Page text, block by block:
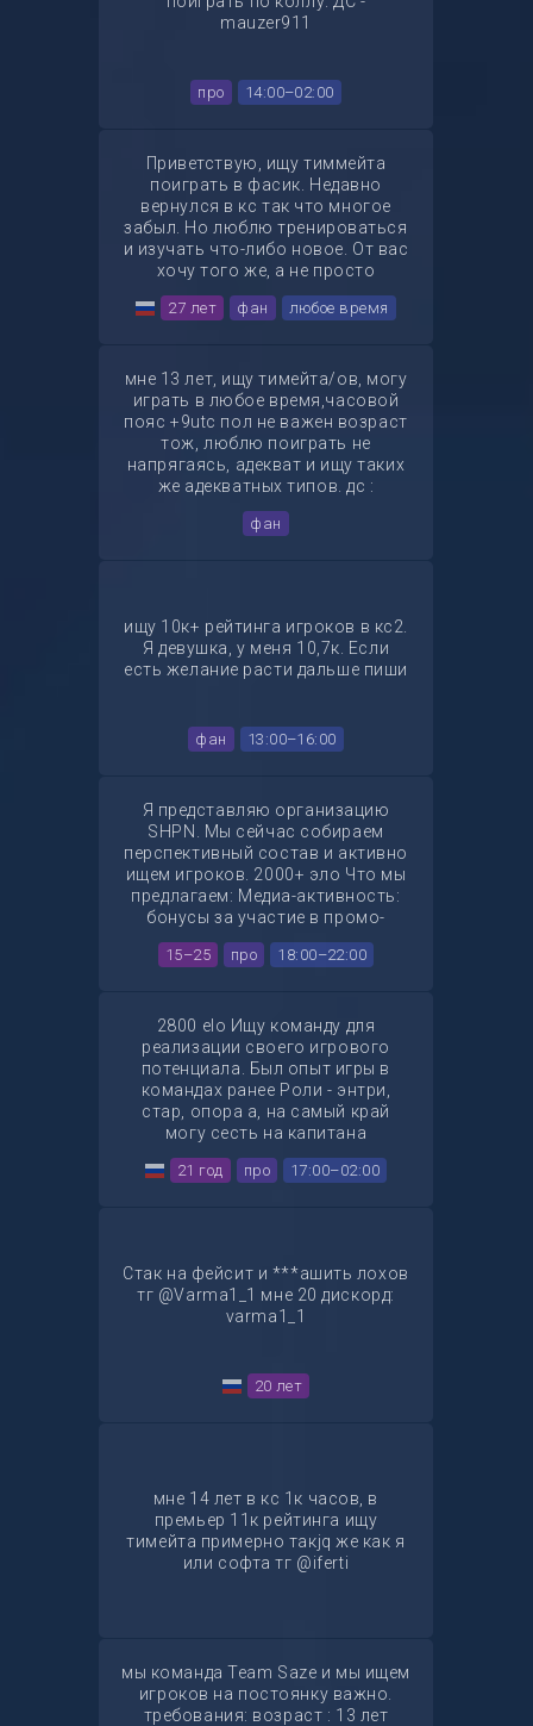
mauzer911
про 14:00–02:00
Приветствую, ищу тиммейта
поиграть в фасик. Недавно
вернулся в кс так что многое
забыл. Но люблю тренироваться
и изучать что-либо новое. От вас
хочу того же, а не просто
стрелялка. DS: tipovalera
27 лет фан любое время
мне 13 лет, ищу тимейта/ов, могу
играть в любое время,часовой
пояс +9utc пол не важен возраст
тож, люблю поиграть не
напрягаясь, адекват и ищу таких
же адекватных типов. дс :
sosyn_0
фан
ищу 10к+ рейтинга игроков в кс2.
Я девушка, у меня 10,7к. Если
есть желание расти дальше пиши
фан 13:00–16:00
Я представляю организацию
SHPN. Мы сейчас собираем
перспективный состав и активно
ищем игроков. 2000+ эло Что мы
предлагаем: Медиа-активность:
бонусы за участие в промо-
кампаниях спонсоров.
Турнирный доход: процент от
Refrag для команды. Турниры:
полное покрытие взносов на
чемпионаты. Бонусы: скин
стоимостью ~5.000 рублей за
MVP на турнире.
15–25 про 18:00–22:00
2800 elo Ищу команду для
реализации своего игрового
потенциала. Был опыт игры в
командах ранее Роли - энтри,
стар, опора а, на самый край
могу сесть на капитана
https://www.faceit.com/ru/players/sug44r/cs2
tg - @s4khar4
21 год про 17:00–02:00
Стак на фейсит и ***ашить лохов
тг @Varma1_1 мне 20 дискорд:
varma1_1
20 лет
мне 14 лет в кс 1к часов, в
премьер 11к рейтинга ищу
тимейта примерно такjq же как я
или софта тг @iferti
мы команда Team Saze и мы ищем
игроков на постоянку важно.
требования: возраст : 13 лет